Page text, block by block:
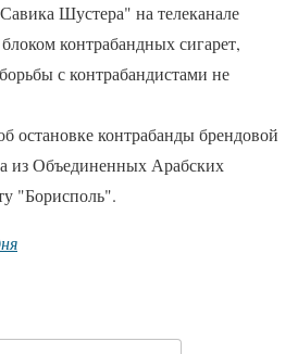
Шустера" на телеканале
контрабандных сигарет,
с контрабандистами не
остановке контрабанды брендовой
из Объединенных Арабских
"Борисполь".